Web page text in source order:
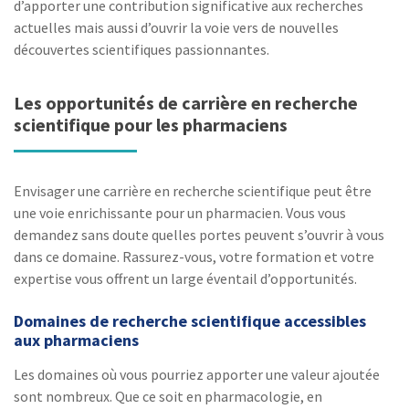
d’apporter une contribution significative aux recherches
actuelles mais aussi d’ouvrir la voie vers de nouvelles
découvertes scientifiques passionnantes.
Les opportunités de carrière en recherche
scientifique pour les pharmaciens
Envisager une carrière en recherche scientifique peut être
une voie enrichissante pour un pharmacien. Vous vous
demandez sans doute quelles portes peuvent s’ouvrir à vous
dans ce domaine. Rassurez-vous, votre formation et votre
expertise vous offrent un large éventail d’opportunités.
Domaines de recherche scientifique accessibles
aux pharmaciens
Les domaines où vous pourriez apporter une valeur ajoutée
sont nombreux. Que ce soit en pharmacologie, en